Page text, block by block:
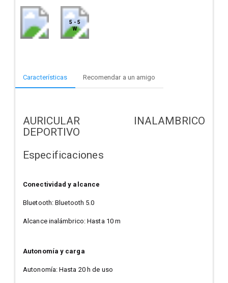
5 - 5
W
Características Recomendar a un amigo
AURICULAR INALAMBRICO
DEPORTIVO
Especificaciones
Conectividad y alcance
Bluetooth: Bluetooth 5.0
Alcance inalámbrico: Hasta 10 m
Autonomía y carga
Autonomía: Hasta 20 h de uso